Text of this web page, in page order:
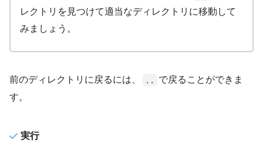
レクトリを見つけて適当なディレクトリに移動して
みましょう。
前のディレクトリに戻るには、 ..
で戻ることができま
す。
実行